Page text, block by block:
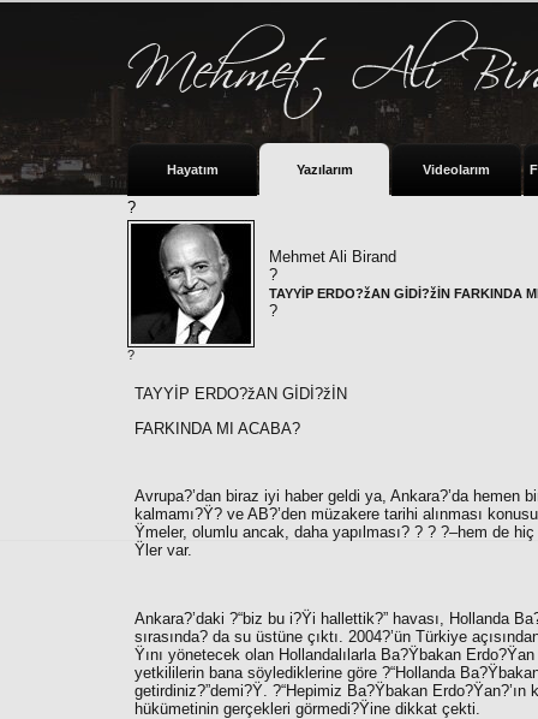
Hayatım Yazılarım Videolarım
?
Mehmet Ali Birand
?
TAYYİP ERDO?žAN GİDİ?žİN FARKINDA
?
?
TAYYİP ERDO?žAN GİDİ?žİN
FARKINDA MI ACABA?
Avrupa?’dan biraz iyi haber geldi ya, Ankara?’da
kalmamı?Ÿ? ve AB?’den müzakere tarihi alınması
Ÿmeler, olumlu ancak, daha yapılması? ? ? ?–hem de
Ÿler var.
Ankara?’daki ?“biz bu i?Ÿi hallettik?” havası, Hollanda
sırasında? da su üstüne çıktı. 2004?’ün Türkiye
Ÿını yönetecek olan Hollandalılarla Ba?Ÿbakan
yetkililerin bana söylediklerine göre ?“Hollanda
getirdiniz?”demi?Ÿ. ?“Hepimiz Ba?Ÿbakan Erdo?Ÿan?’ın
hükümetinin gerçekleri görmedi?Ÿine dikkat çekti.